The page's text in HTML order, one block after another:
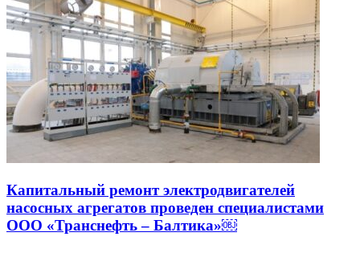
Капитальный ремонт электродвигателей
насосных агрегатов проведен специалистами
ООО «Транснефть – Балтика»￼